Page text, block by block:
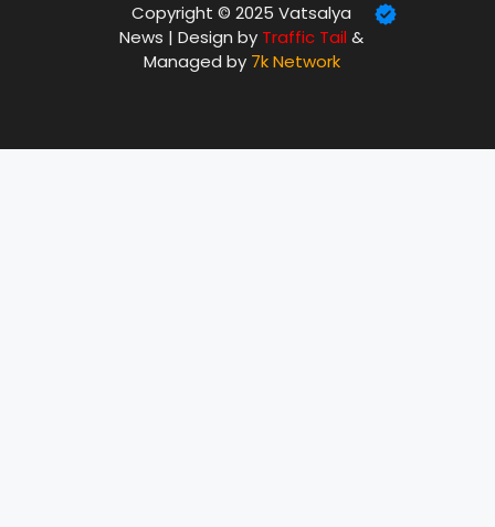
Copyright © 2025 Vatsalya
News | Design by Traffic Tail&
Managed by 7k Network